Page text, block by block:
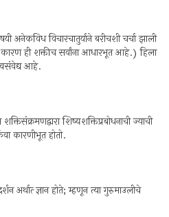
विचारचातुर्याने बरीचशी चर्चा झाली
ही शक्तीच सर्वांना आधारभूत आहे.) हिला
आहे.
शिष्यशक्तिप्रबोधनाची ज्याची
कारणीभूत होतो.
अर्थात्‍ ज्ञान होते; म्हणून त्या गुरुमाउलीचे